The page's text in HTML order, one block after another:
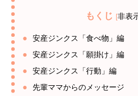
もくじ [非表
安産ジンクス「食べ物」編
安産ジンクス「願掛け」編
安産ジンクス「行動」編
先輩ママからのメッセージ